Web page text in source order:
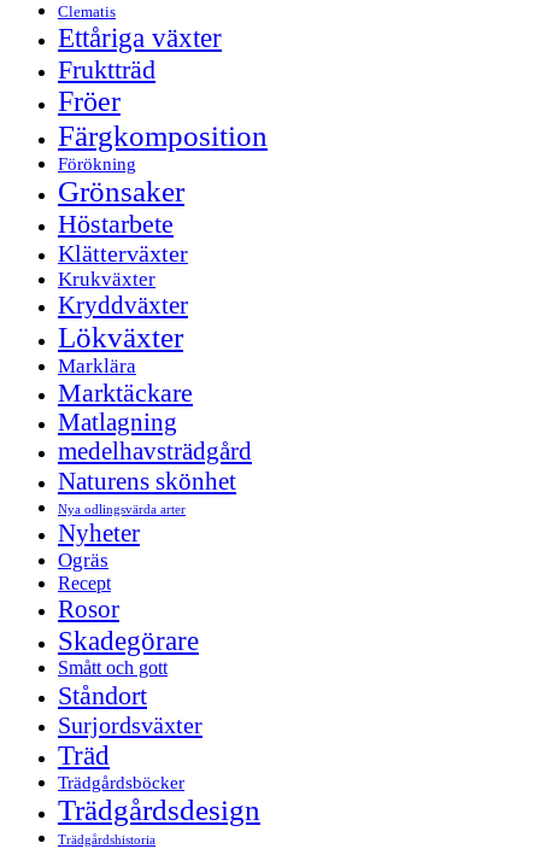
Clematis
Ettåriga växter
Fruktträd
Fröer
Färgkomposition
Förökning
Grönsaker
Höstarbete
Klätterväxter
Krukväxter
Kryddväxter
Lökväxter
Marklära
Marktäckare
Matlagning
medelhavsträdgård
Naturens skönhet
Nya odlingsvärda arter
Nyheter
Ogräs
Recept
Rosor
Skadegörare
Smått och gott
Ståndort
Surjordsväxter
Träd
Trädgårdsböcker
Trädgårdsdesign
Trädgårdshistoria